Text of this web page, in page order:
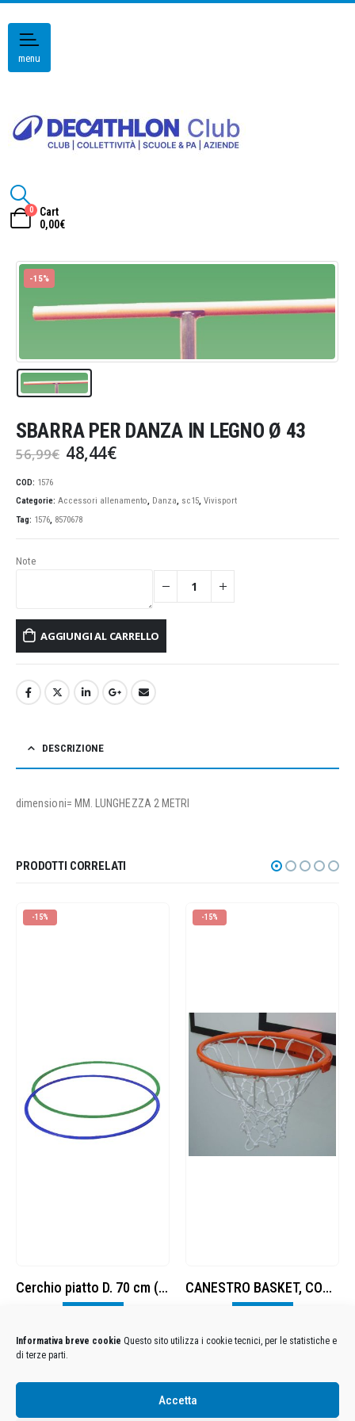
Informativa breve cookie Questo sito utilizza i cookie tecnici, per le statistiche e
di terze parti.
Accetta
menu
0
Cart
0,00€
-15%
SBARRA PER DANZA IN LEGNO Ø 43
56,99€ Il
prezzo
era:
56,99€.
48,44€Il
è:
COD: 1576
Categorie: Accessori allenamento, Danza, sc15, Vivisport
Tag: 1576, 8570678
Note
AGGIUNGI AL CARRELLO
DESCRIZIONE
dimensioni= MM. LUNGHEZZA 2 METRI
PRODOTTI CORRELATI
-15%
Cerchio piatto D. 70 cm (5 PEZZI)
-15%
CANESTRO BASKET, CON PIASTRA DI RINFORZO, ULTRA RESISTENTE, VERNICIATO, CERTIFICATO UNI-EN 1270
Condizioni Generali di Utilizzo-Cookies-Privacy